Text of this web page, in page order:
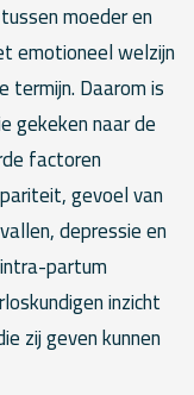
moeder en
emotioneel welzijn
Daarom is
gekeken naar de
factoren
gevoel van
depressie en
partum
inzicht
zij geven kunnen